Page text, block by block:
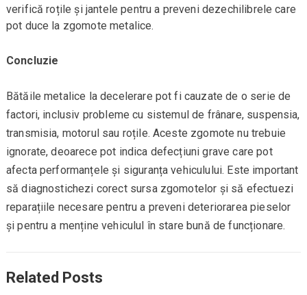
verifică roțile și jantele pentru a preveni dezechilibrele care
pot duce la zgomote metalice.
Concluzie
Bătăile metalice la decelerare pot fi cauzate de o serie de
factori, inclusiv probleme cu sistemul de frânare, suspensia,
transmisia, motorul sau roțile. Aceste zgomote nu trebuie
ignorate, deoarece pot indica defecțiuni grave care pot
afecta performanțele și siguranța vehiculului. Este important
să diagnostichezi corect sursa zgomotelor și să efectuezi
reparațiile necesare pentru a preveni deteriorarea pieselor
și pentru a menține vehiculul în stare bună de funcționare.
Related Posts